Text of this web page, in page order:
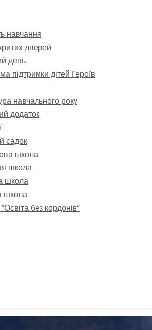
навчання
дверей
день
підтримки дітей Героїв
навчального року
додаток
садок
школа
школа
школа
школа
без кордонів”